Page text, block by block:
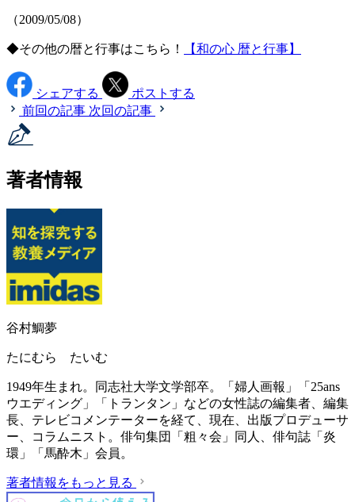
（2009/05/08）
◆その他の暦と行事はこちら！ 【和の心 暦と行事】
シェアする
ポストする
前回の記事 次回の記事
著者情報
谷村鯛夢
たにむら たいむ
1949年生まれ。同志社大学文学部卒。「婦人画報」「25ans
ウエディング」「トランタン」などの女性誌の編集者、編集
長、テレビコメンテーターを経て、現在、出版プロデューサ
ー、コラムニスト。俳句集団「粗々会」同人、俳句誌「炎
環」「馬酔木」会員。
著者情報をもっと見る